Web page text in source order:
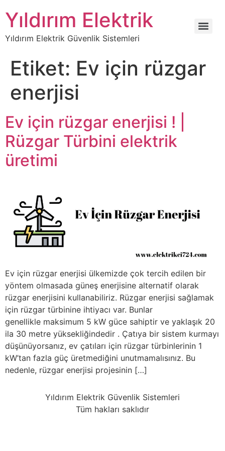
Yıldırım Elektrik
Yıldırım Elektrik Güvenlik Sistemleri
Etiket: Ev için rüzgar
enerjisi
Ev için rüzgar enerjisi ! |
Rüzgar Türbini elektrik
üretimi
Ev için rüzgar enerjisi ülkemizde çok tercih edilen bir
yöntem olmasada güneş enerjisine alternatif olarak
rüzgar enerjisini kullanabiliriz. Rüzgar enerjisi sağlamak
için rüzgar türbinine ihtiyacı var. Bunlar
genellikle maksimum 5 kW güce sahiptir ve yaklaşık 20
ila 30 metre yüksekliğindedir . Çatıya bir sistem kurmayı
düşünüyorsanız, ev çatıları için rüzgar türbinlerinin 1
kW’tan fazla güç üretmediğini unutmamalısınız. Bu
nedenle, rüzgar enerjisi projesinin […]
Yıldırım Elektrik Güvenlik Sistemleri
Tüm hakları saklıdır